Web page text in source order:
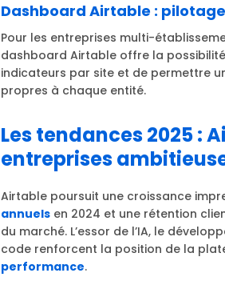
Dashboard Airtable :
Pour les entreprises multi-
dashboard Airtable offre la possibilité
indicateurs par site et de permettre
propres à chaque entité.
Les tendances 2025 :
entreprises
Airtable poursuit une croissance
annuels en 2024 et une rétention
du marché. L’essor de l’IA, le
code renforcent la position de la
performance.